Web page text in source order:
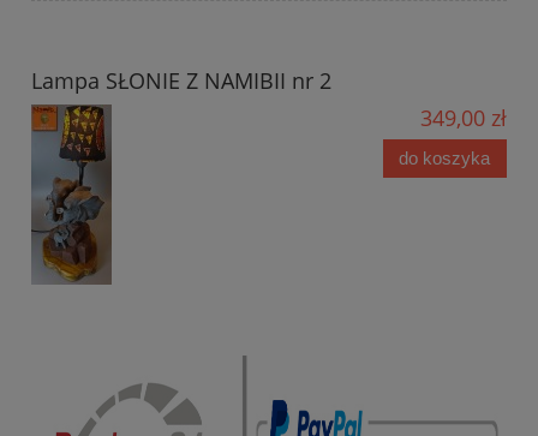
Lampa SŁONIE Z NAMIBII nr 2
349,00 zł
do koszyka